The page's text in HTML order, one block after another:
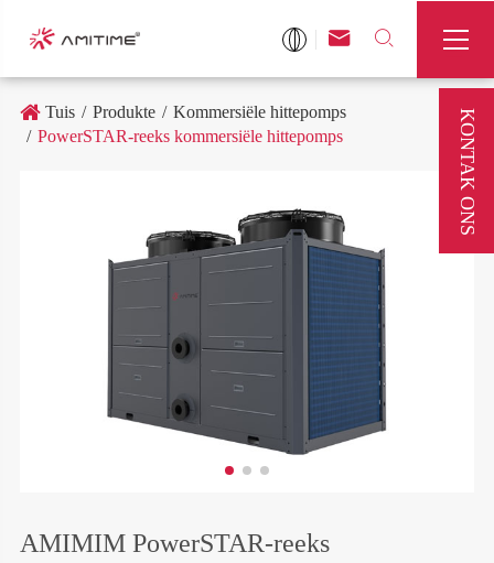
 

Tuis Produkte
Kommersiële hittepomps
PowerSTAR-reeks kommersiële hittepomps
AMIMIM PowerSTAR-reeks
KONTAK ONS